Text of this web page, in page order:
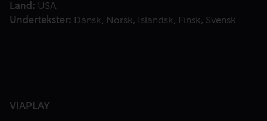
Land
USA
Undertekster
Dansk Norsk Islandsk Finsk Svensk
VIAPLAY